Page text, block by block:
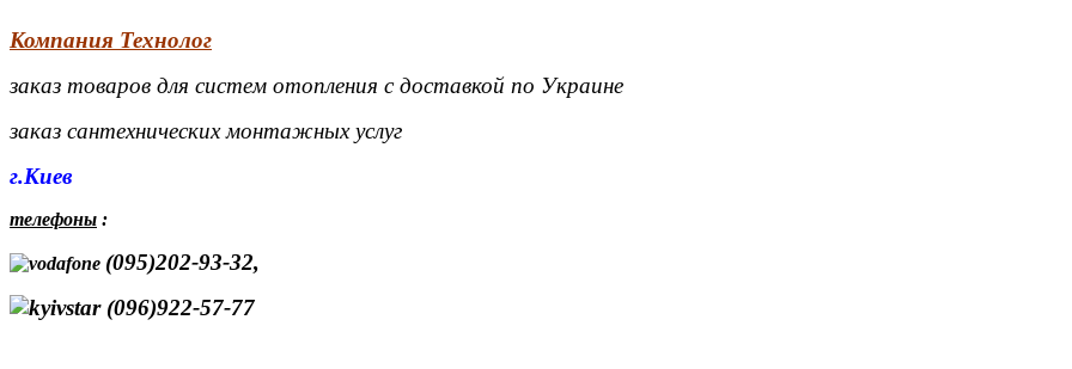
Компания Технолог
заказ товаров для систем отопления с доставкой по Украине
заказ сантехнических монтажных услуг
г.Киев
телефоны :
(095)202-93-32,
(096)922-57-77